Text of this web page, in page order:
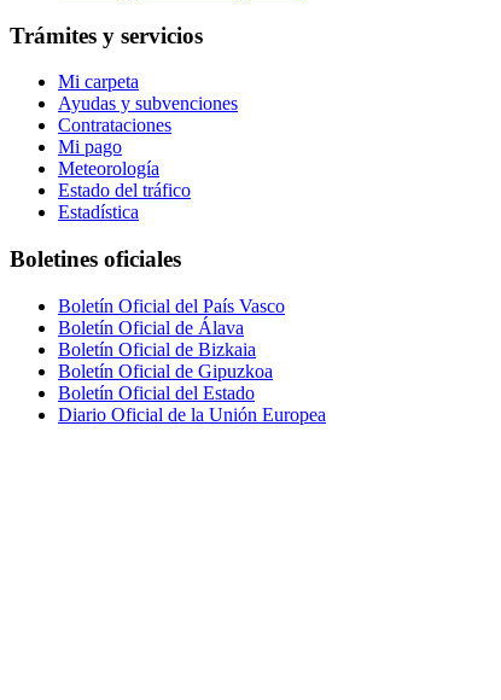
Trámites y servicios
Mi carpeta
Ayudas y subvenciones
Contrataciones
Mi pago
Meteorología
Estado del tráfico
Estadística
Boletines oficiales
Boletín Oficial del País Vasco
Boletín Oficial de Álava
Boletín Oficial de Bizkaia
Boletín Oficial de Gipuzkoa
Boletín Oficial del Estado
Diario Oficial de la Unión Europea